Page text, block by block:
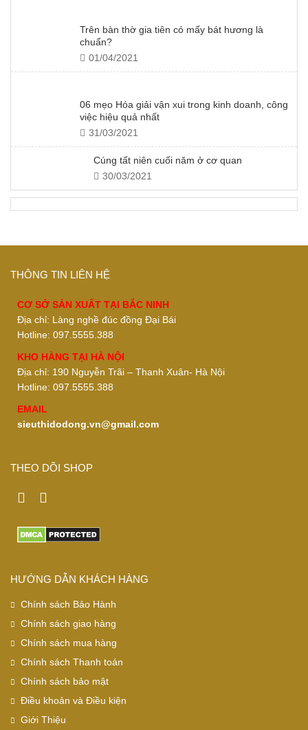
Trên bàn thờ gia tiên có mấy bát hương là
chuẩn?
01/04/2021
06 mẹo Hóa giải vận xui trong kinh doanh, công
việc hiệu quả nhất
31/03/2021
Cúng tất niên cuối năm ở cơ quan
30/03/2021
THÔNG TIN LIÊN HỆ
CƠ SỞ SẢN XUẤT TẠI BẮC NINH
Địa chỉ: Làng nghề đúc đồng Đại Bái
Hotline: 097.5555.388
KHO HÀNG TẠI HÀ NỘI
Địa chỉ: 190 Nguyễn Trãi – Thanh Xuân- Hà Nội
Hotline: 097.5555.388
EMAIL
sieuthidodong.vn@gmail.com
THEO DÕI SHOP
HƯỚNG DẪN KHÁCH HÀNG
Chính sách Bảo Hành
Chính sách giao hàng
Chính sách mua hàng
Chính sách Thanh toán
Chính sách bảo mật
Điều khoản và Điều kiện
Giới Thiệu